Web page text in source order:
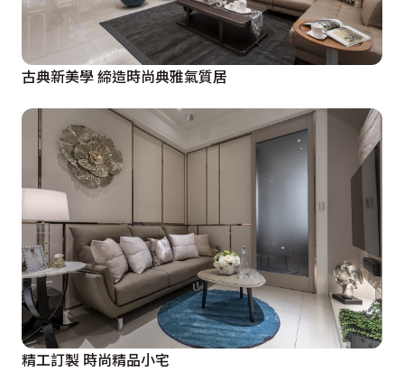
古典新美學 締造時尚典雅氣質居
精工訂製 時尚精品小宅